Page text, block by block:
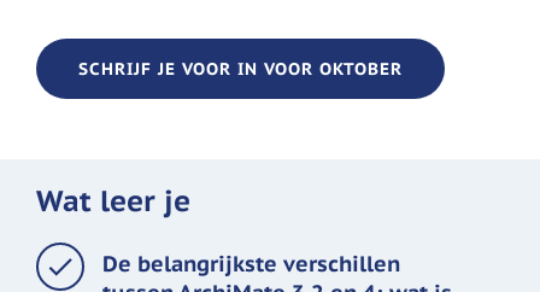
SCHRIJF JE VOOR IN VOOR OKTOBER
Wat leer je
De belangrijkste verschillen